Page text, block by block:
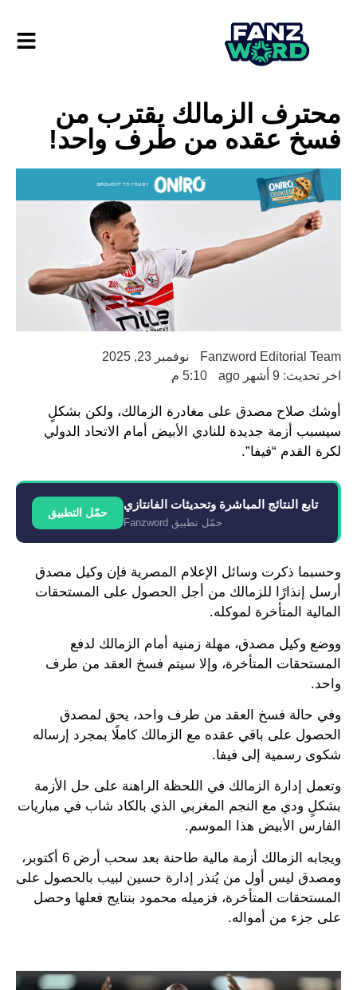
محترف الزمالك يقترب من
فسخ عقده من طرف واحد!
Fanzword Editorial Team
نوفمبر 23, 2025
اخر تحديث: 9 أشهر ago
5:10 م
أوشك صلاح مصدق على مغادرة الزمالك، ولكن بشكلٍ
سيسبب أزمة جديدة للنادي الأبيض أمام الاتحاد الدولي
لكرة القدم “فيفا”.
تابع النتائج المباشرة وتحديثات الفانتازي
حمّل تطبيق Fanzword
حمّل التطبيق
وحسبما ذكرت وسائل الإعلام المصرية فإن وكيل مصدق
أرسل إنذارًا للزمالك من أجل الحصول على المستحقات
المالية المتأخرة لموكله.
ووضع وكيل مصدق، مهلة زمنية أمام الزمالك لدفع
المستحقات المتأخرة، وإلا سيتم فسخ العقد من طرف
واحد.
وفي حالة فسخ العقد من طرف واحد، يحق لمصدق
الحصول على باقي عقده مع الزمالك كاملًا بمجرد إرساله
شكوى رسمية إلى فيفا.
وتعمل إدارة الزمالك في اللحظة الراهنة على حل الأزمة
بشكلٍ ودي مع النجم المغربي الذي بالكاد شاب في مباريات
الفارس الأبيض هذا الموسم.
ويجابه الزمالك أزمة مالية طاحنة بعد سحب أرض 6 أكتوبر،
ومصدق ليس أول من يُنذر إدارة حسين لبيب بالحصول على
المستحقات المتأخرة، فزميله محمود بنتايج فعلها وحصل
على جزء من أمواله.